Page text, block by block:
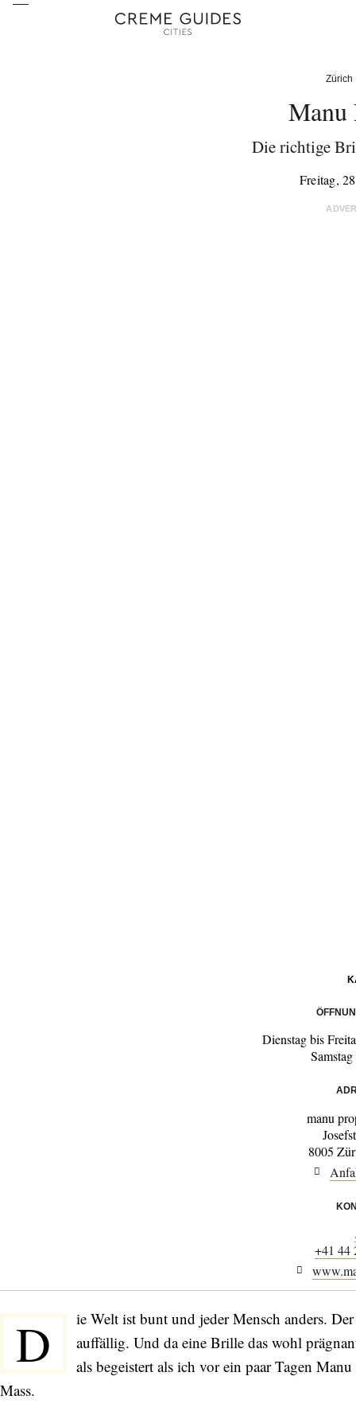
Zürich
Manu
Die richtige
Freitag,
Dienstag bis
manu
8005
+41 44
D
ie Welt ist bunt und jeder Mensch anders.
auffällig. Und da eine Brille das wohl
als begeistert als ich vor ein paar Tagen
Mass.